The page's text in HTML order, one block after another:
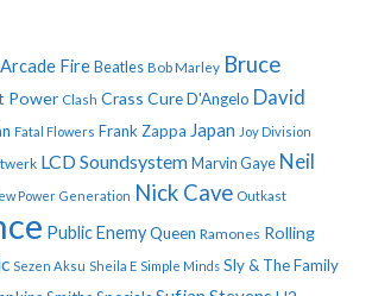
Arcade Fire Beatles Bob Marley Bruce
Power Clash Crass CureD'Angelo David
Fatal Flowers Frank Zappa Japan Joy Division
LCD Soundsystem Marvin Gaye Neil
Power Generation Nick Cave Outkast
Public EnemyQueen Ramones Rolling
Sezen Aksu Sheila E Simple Minds Sly & The Family